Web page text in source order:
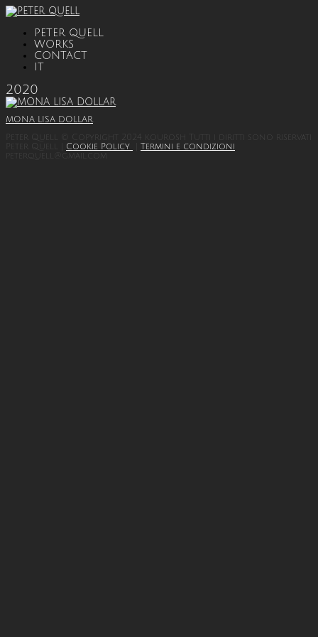
PETER QUELL
WORKS
CONTACT
IT
2020
MONA LISA DOLLAR
Peter Quell © Copyright 2024 kourosh Tutti i diritti sono riservati
Cookie Policy
Termini e condizioni
peterquell@gmail.com